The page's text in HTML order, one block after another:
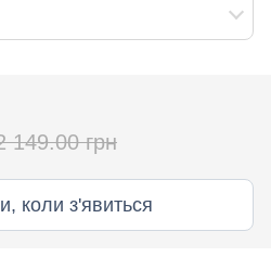
149.00 грн
коли з'явиться